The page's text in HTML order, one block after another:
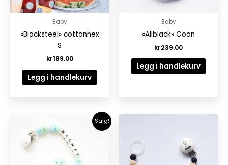
Baby
«Blacksteel» cottonhex
S
kr189.00
Legg i handlekurv
Baby
«Allblack» Coon
kr239.00
Legg i handlekurv
Salg!
Opprinnelig
var:
kr229.00.
Nåværende
pris